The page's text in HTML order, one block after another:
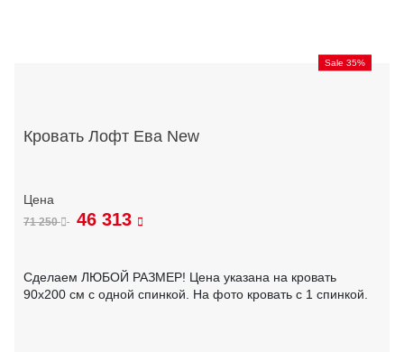
Sale 35%
Кровать Лофт Ева New
71 250 46 313
Сделаем ЛЮБОЙ РАЗМЕР! Цена указана на кровать
90х200 см с одной спинкой. На фото кровать с 1 спинкой.